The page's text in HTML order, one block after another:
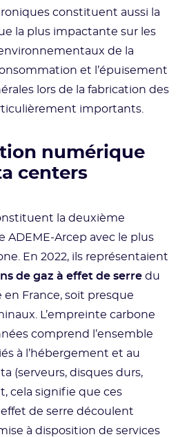
constituent aussi la
la plus impactante sur les
de la
et l’épuisement
lors de la fabrication des
importants.
numérique
centers
la deuxième
ADEME-Arcep avec le plus
En 2022, ils représentaient
de gaz à effet de serre du
France, soit presque
L’empreinte carbone
comprend l’ensemble
à l’hébergement et au
(serveurs, disques durs,
cela signifie que ces
de serre découlent
à disposition de services